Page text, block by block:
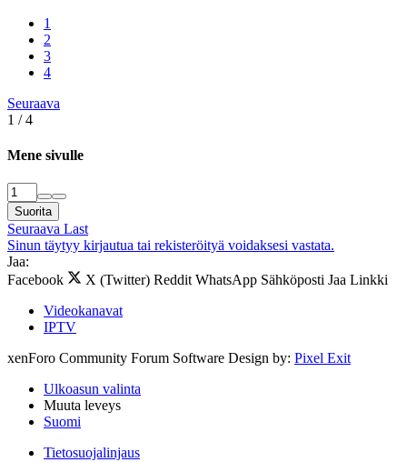
1
2
3
4
Seuraava
1 / 4
Mene sivulle
Suorita
Seuraava Last
Sinun täytyy kirjautua tai rekisteröityä voidaksesi vastata.
Jaa:
Facebook
X (Twitter) Reddit WhatsApp Sähköposti Jaa Linkki
Videokanavat
IPTV
xenForo Community Forum Software Design by: Pixel Exit
Ulkoasun valinta
Muuta leveys
Suomi
Tietosuojalinjaus